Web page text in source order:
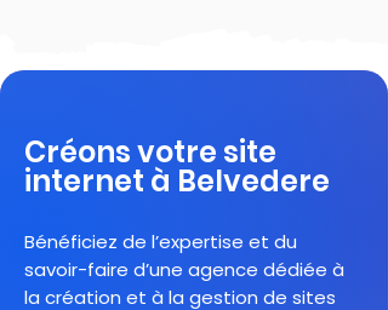
Créons votre site
internet à Belvedere
Bénéficiez de l’expertise et du
savoir-faire d’une agence dédiée à
la création et à la gestion de sites